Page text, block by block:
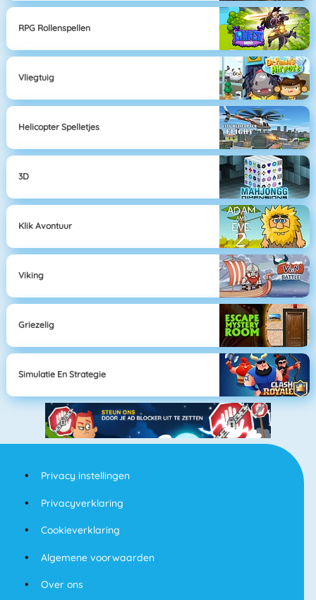
RPG Rollenspellen
Vliegtuig
Helicopter Spelletjes
3D
Klik Avontuur
Viking
Griezelig
Simulatie En Strategie
Privacy instellingen
Privacyverklaring
Cookieverklaring
Algemene voorwaarden
Over ons